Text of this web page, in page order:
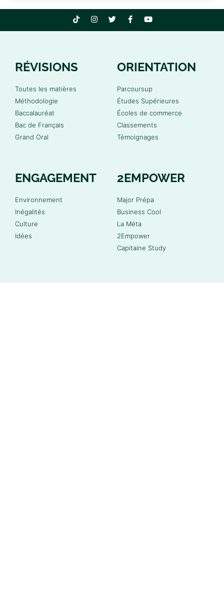
RÉVISIONS
Toutes les matières
Méthodologie
Baccalauréat
Bac de Français
Grand Oral
ORIENTATION
Parcoursup
Études Supérieures
Écoles de commerce
Classements
Témoignages
ENGAGEMENT
Environnement
Inégalités
Culture
Idées
2EMPOWER
Major Prépa
Business Cool
La Méta
2Empower
Capitaine Study